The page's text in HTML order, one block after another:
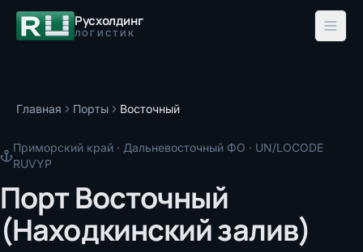
Русхолдинг
ЛОГИСТИК
Главная Порты Восточный
Приморский край · Дальневосточный ФО · UN/LOCODE
RUVYP
Порт Восточный
(Находкинский залив)